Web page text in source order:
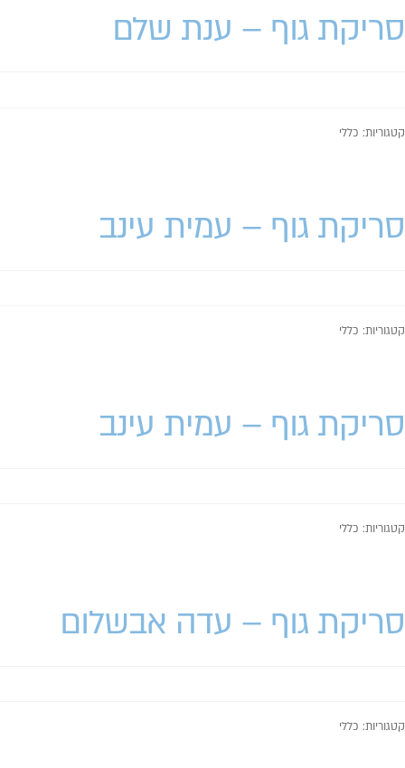
סריקת גוף – ענת שלם
קטגוריות: כללי
סריקת גוף – עמית עינב
קטגוריות: כללי
סריקת גוף – עמית עינב
קטגוריות: כללי
סריקת גוף – עדה אבשלום
קטגוריות: כללי